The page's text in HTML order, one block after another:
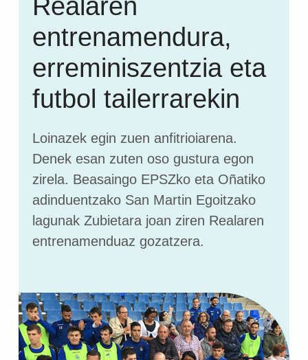
Realaren
entrenamendura,
erreminiszentzia eta
futbol tailerrarekin
Loinazek egin zuen anfitrioiarena.
Denek esan zuten oso gustura egon
zirela. Beasaingo EPSZko eta Oñatiko
adinduentzako San Martin Egoitzako
lagunak Zubietara joan ziren Realaren
entrenamenduaz gozatzera.